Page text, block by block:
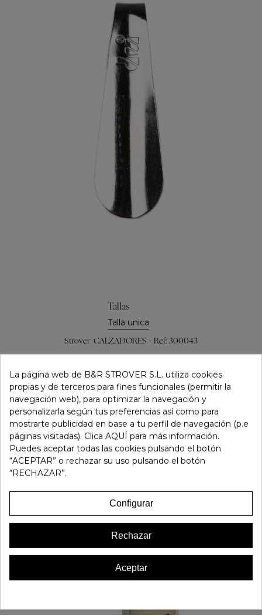
Tallas
Talla unica
Strover-CALZADORES - Ref: 300043
6,00 €
La página web de B&R STROVER S.L. utiliza cookies
propias y de terceros para fines funcionales (permitir la
navegación web), para optimizar la navegación y
personalizarla según tus preferencias así como para
mostrarte publicidad en base a tu perfil de navegación (p.e
páginas visitadas). Clica AQUÍ para más información.
Puedes aceptar todas las cookies pulsando el botón
“ACEPTAR” o rechazar su uso pulsando el botón
“RECHAZAR”.
Configurar
Rechazar
Aceptar